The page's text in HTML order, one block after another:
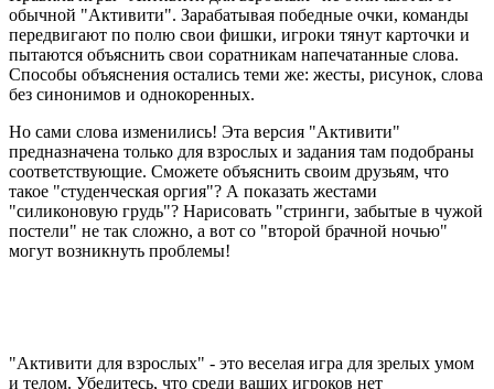
обычной "Активити". Зарабатывая победные очки, команды
передвигают по полю свои фишки, игроки тянут карточки и
пытаются объяснить свои соратникам напечатанные слова.
Способы объяснения остались теми же: жесты, рисунок, слова
без синонимов и однокоренных.
Но сами слова изменились! Эта версия "Активити"
предназначена только для взрослых и задания там подобраны
соответствующие. Сможете объяснить своим друзьям, что
такое "студенческая оргия"? А показать жестами
"силиконовую грудь"? Нарисовать "стринги, забытые в чужой
постели" не так сложно, а вот со "второй брачной ночью"
могут возникнуть проблемы!
"Активити для взрослых" - это веселая игра для зрелых умом
и телом. Убедитесь, что среди ваших игроков нет